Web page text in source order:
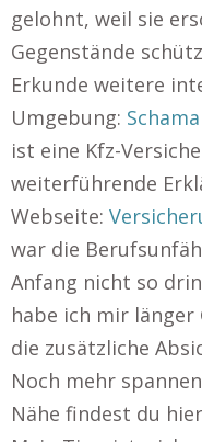
gelohnt, weil sie
Gegenstände
Erkunde weitere
Umgebung:
ist eine Kfz-
weiterführende
Webseite:
war die
Anfang nicht so
habe ich mir länger
die zusätzliche
Noch mehr
Nähe findest du